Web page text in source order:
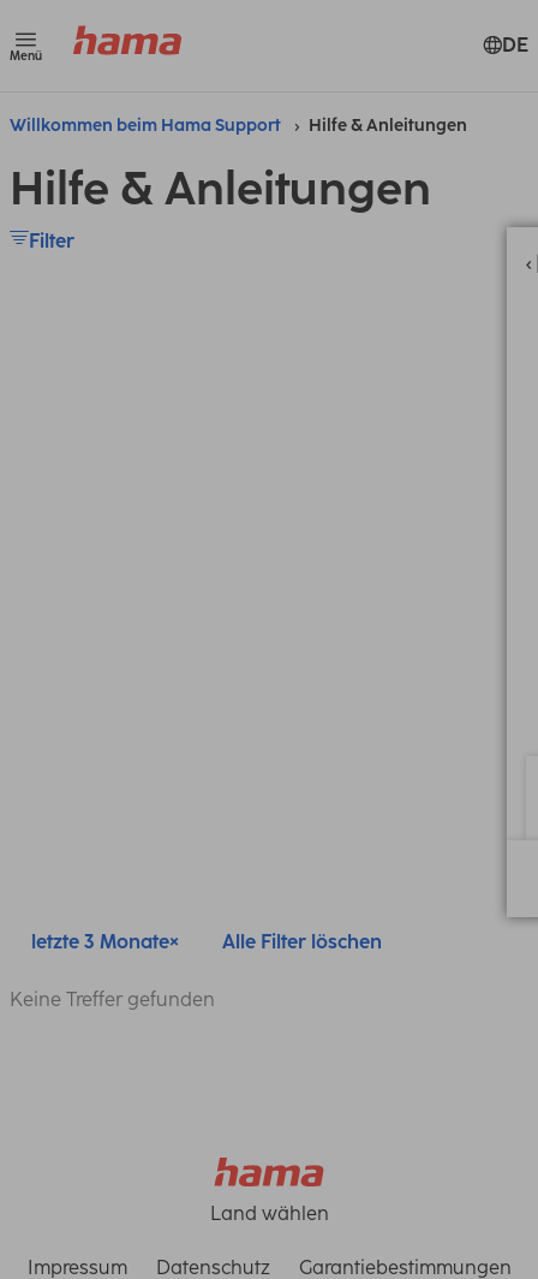
Menü DE
Willkommen beim Hama Support Hilfe & Anleitungen
Hilfe & Anleitungen
Filter
letzte 3 Monate Alle Filter löschen
Keine Treffer gefunden
Land wählen
Impressum Datenschutz
Garantiebestimmungen